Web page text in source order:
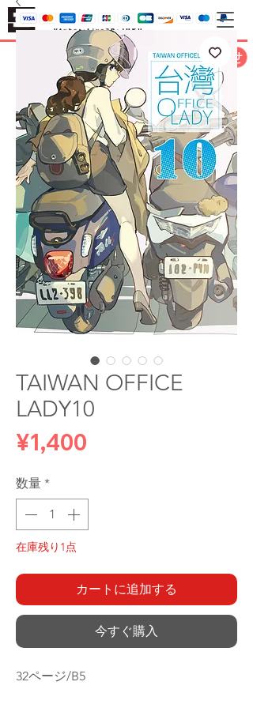
お問い合わせ
TAIWAN OFFICE
LADY10
¥1,400
数量 *
在庫残り1点
カートに追加する
今すぐ購入
32ページ/B5